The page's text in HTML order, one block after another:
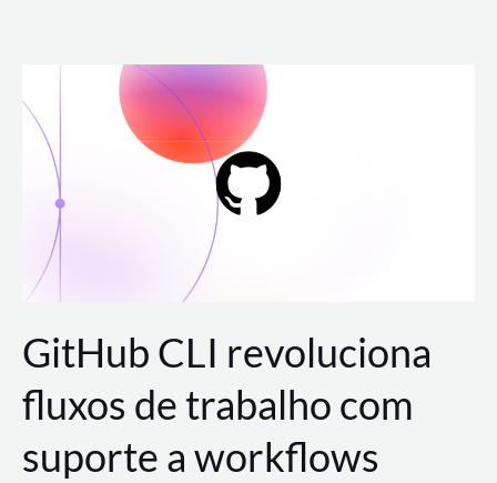
para
conteúdo
GitHub CLI revoluciona
fluxos de trabalho com
suporte a workflows